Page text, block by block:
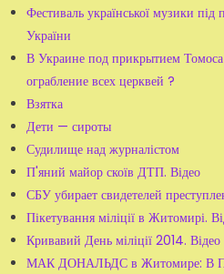
Фестиваль української музики під
України
В Украине под прикрытием Томоса
ограбление всех церквей ?
Взятка
Дети — сироты
Судилище над журналістом
П'яний майор скоїв ДТП. Відео
СБУ убирает свидетелей
Пікетування міліції в Житомирі.
Кривавий День міліції 2014. Відео
МАК ДОНАЛЬДС в Житомире: